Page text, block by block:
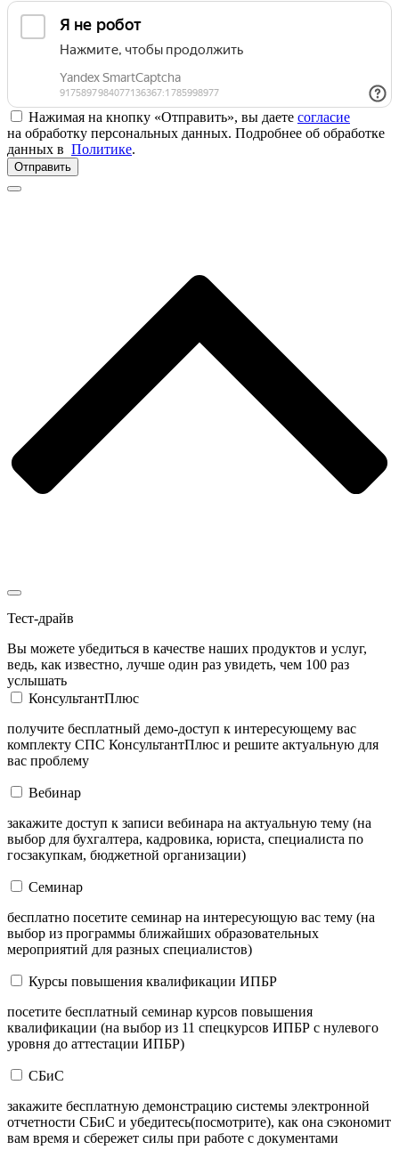
Нажимая на кнопку «Отправить», вы даете согласие
на обработку персональных данных. Подробнее об обработке
данных в Политике.
Отправить
Тест-драйв
Вы можете убедиться в качестве наших продуктов и услуг,
ведь, как известно, лучше один раз увидеть, чем 100 раз
услышать
КонсультантПлюс
получите бесплатный демо-доступ к интересующему вас
комплекту СПС КонсультантПлюс и решите актуальную для
вас проблему
Вебинар
закажите доступ к записи вебинара на актуальную тему (на
выбор для бухгалтера, кадровика, юриста, специалиста по
госзакупкам, бюджетной организации)
Семинар
бесплатно посетите семинар на интересующую вас тему (на
выбор из программы ближайших образовательных
мероприятий для разных специалистов)
Курсы повышения квалификации ИПБР
посетите бесплатный семинар курсов повышения
квалификации (на выбор из 11 спецкурсов ИПБР с нулевого
уровня до аттестации ИПБР)
СБиС
закажите бесплатную демонстрацию системы электронной
отчетности СБиС и убедитесь(посмотрите), как она сэкономит
вам время и сбережет силы при работе с документами